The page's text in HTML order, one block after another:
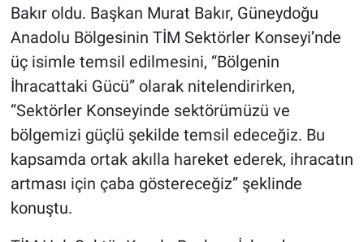
Bakır oldu. Başkan Murat Bakır, Güneydoğu
Anadolu Bölgesinin TİM Sektörler Konseyi’nde
üç isimle temsil edilmesini, “Bölgenin
İhracattaki Gücü” olarak nitelendirirken,
“Sektörler Konseyinde sektörümüzü ve
bölgemizi güçlü şekilde temsil edeceğiz. Bu
kapsamda ortak akılla hareket ederek, ihracatın
artması için çaba göstereceğiz” şeklinde
konuştu.